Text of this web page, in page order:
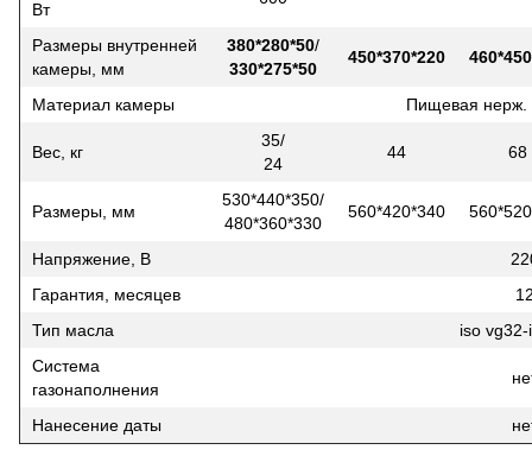
Вт
Размеры внутренней
камеры, мм
380*280*50/
330*275*50
450*370*220
Материал камеры Пищевая нерж.
Вес, кг
35/
24
44 68
Размеры, мм
530*440*350/
480*360*330
560*420*340
Напряжение, В
Гарантия, месяцев
Тип масла
iso
Система
газонаполнения
Нанесение даты